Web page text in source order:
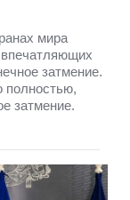
мира
затмение.
полностью,
затмение.